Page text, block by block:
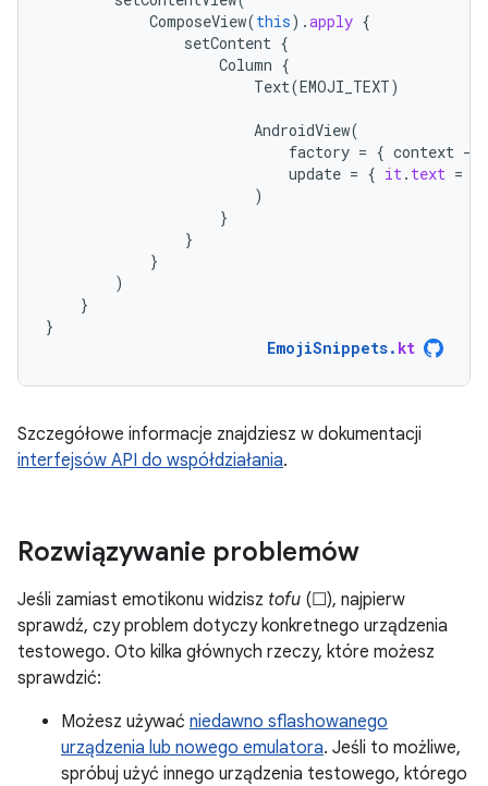
ComposeView(this).apply {
setContent {
Column {
Text(EMOJI_TEXT)
AndroidView(
factory = { context -
update = { it. text =
)
}
}
}
)
}
}
EmojiSnippets. kt
Szczegółowe informacje znajdziesz w dokumentacji
interfejsów API do współdziałania.
Rozwiązywanie problemów
Jeśli zamiast emotikonu widzisz tofu (☐), najpierw
sprawdź, czy problem dotyczy konkretnego urządzenia
testowego. Oto kilka głównych rzeczy, które możesz
sprawdzić:
Możesz używać niedawno sflashowanego
urządzenia lub nowego emulatora. Jeśli to możliwe,
spróbuj użyć innego urządzenia testowego, którego